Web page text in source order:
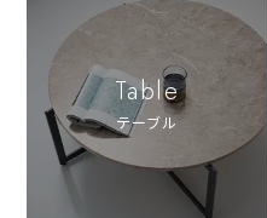
Table
テーブル